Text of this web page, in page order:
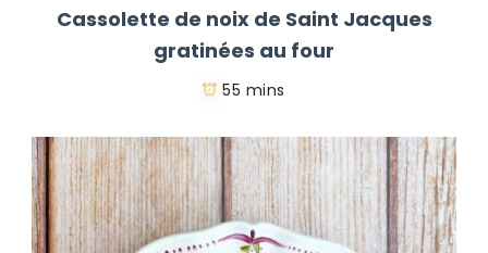
Cassolette de noix de Saint Jacques
gratinées au four
55 mins